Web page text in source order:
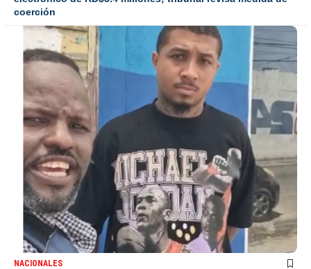
coerción
NACIONALES